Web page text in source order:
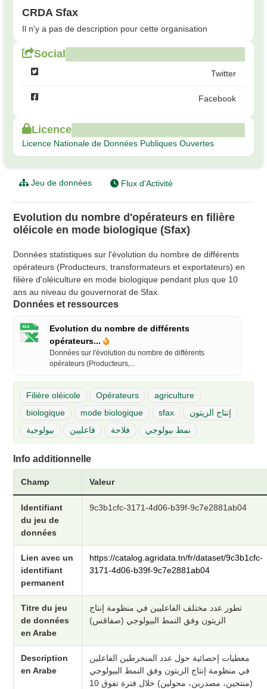
CRDA Sfax
Il n'y a pas de description pour cette organisation
Social
Twitter
Facebook
Licence
Licence Nationale de Données Publiques Ouvertes
Jeu de données Flux d'Activité
Evolution du nombre d'opérateurs en filière
oléicole en mode biologique (Sfax)
Données statistiques sur l'évolution du nombre de différents
opérateurs (Producteurs, transformateurs et exportateurs) en
filière d'oléiculture en mode biologique pendant plus que 10
ans au niveau du gouvernorat de Sfax.
Données et ressources
Evolution du nombre de différents
opérateurs...
Données sur l'évolution du nombre de différents
opérateurs (Producteurs,...
Filière oléicole Opérateurs
agriculture
biologique
mode biologique sfax
إنتاج الزيتون
بيولوجية
فاعليين فلاحة نمط بيولوجي
Info additionnelle
Champ Valeur
Identifiant
du jeu de
données
9c3b1cfc-3171-4d06-b39f-9c7e2881ab04
Lien avec un
identifiant
permanent
https://catalog.agridata.tn/fr/dataset/9c3b1cfc-
3171-4d06-b39f-9c7e2881ab04
Titre du jeu
de données
en Arabe
تطور عدد مختلف الفاعليين في منظومة إنتاج
الزيتون وفق النمط البيولوجي (صفاقس)
Description
en Arabe
معطيات إحصائية حول عدد المنخرطين الفاعلين
في منظومة إنتاج الزيتون وفق النمط البيولوجي
(منتجين، مصدرين، محولين) خلال فترة تفوق 10